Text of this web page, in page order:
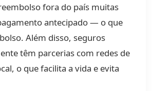
fora do país muitas
antecipado — o que
Além disso, seguros
têm parcerias com redes de
o que facilita a vida e evita